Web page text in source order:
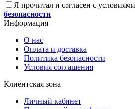
Я прочитал и согласен с условиями
безопасности
Информация
О нас
Оплата и доставка
Политика безопасности
Условия соглашения
Клиентская зона
Личный кабинет